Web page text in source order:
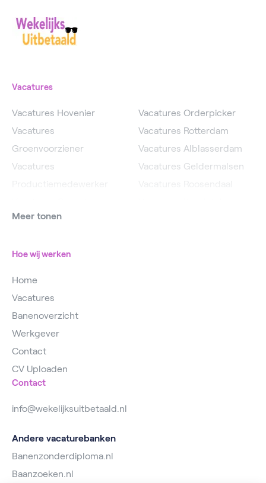
Vacatures
Vacatures Hovenier
Vacatures
Groenvoorziener
Vacatures
Vacatures
Vacatures Orderpicker
Vacatures Rotterdam
Vacatures Alblasserdam
Vacatures Geldermalsen
Meer tonen
Hoe wij werken
Home
Vacatures
Banenoverzicht
Werkgever
Contact
CV Uploaden
Contact
info@wekelijksuitbetaald.nl
Andere vacaturebanken
Banenzonderdiploma.nl
Baanzoeken.nl